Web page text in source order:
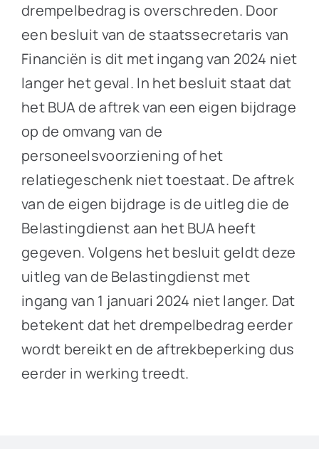
drempelbedrag is overschreden. Door
een besluit van de staatssecretaris van
Financiën is dit met ingang van 2024 niet
langer het geval. In het besluit staat dat
het BUA de aftrek van een eigen bijdrage
op de omvang van de
personeelsvoorziening of het
relatiegeschenk niet toestaat. De aftrek
van de eigen bijdrage is de uitleg die de
Belastingdienst aan het BUA heeft
gegeven. Volgens het besluit geldt deze
uitleg van de Belastingdienst met
ingang van 1 januari 2024 niet langer. Dat
betekent dat het drempelbedrag eerder
wordt bereikt en de aftrekbeperking dus
eerder in werking treedt.